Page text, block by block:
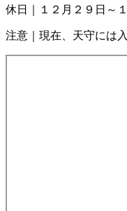
休日｜１２月２９日～
注意｜現在、天守には